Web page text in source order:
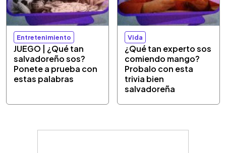
Entretenimiento
JUEGO | ¿Qué tan
salvadoreño sos?
Ponete a prueba con
estas palabras
Vida
¿Qué tan experto sos
comiendo mango?
Probalo con esta
trivia bien
salvadoreña